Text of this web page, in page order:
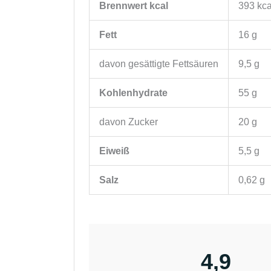
Brennwert kcal 393 kcal
Fett 16 g
davon gesättigte Fettsäuren 9,5 g
Kohlenhydrate 55 g
davon Zucker 20 g
Eiweiß 5,5 g
Salz 0,62 g
4,9